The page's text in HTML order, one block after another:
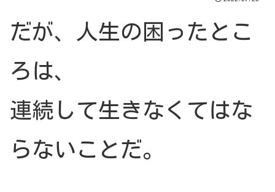
だが、人生の困ったとこ
ろは、
連続して生きなくてはな
らないことだ。